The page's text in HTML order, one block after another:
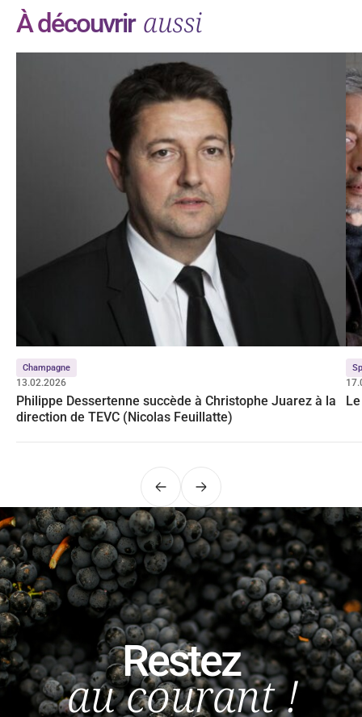
À découvrir aussi
Champagne
13.02.2026
Philippe Dessertenne succède à Christophe Juarez à la
direction de TEVC (Nicolas Feuillatte)
PrécédentSuivant
Restez
au courant !